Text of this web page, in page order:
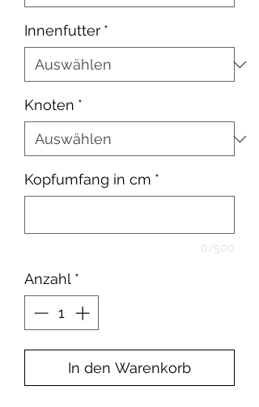
Innenfutter *
Knoten *
Kopfumfang in cm *
0/500
Anzahl *
In den Warenkorb